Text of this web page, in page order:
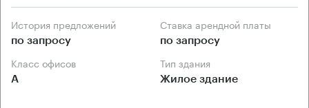
История предложений
по запросу
Ставка арендной платы
по запросу
Класс офисов
А
Тип здания
Жилое здание